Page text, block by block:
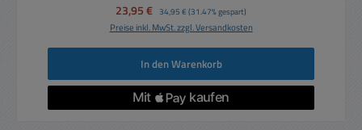
Verkaufspreis:
23,95 € Regulärer Preis:
34,95 € (31.47% gespart)
Preise inkl. MwSt. zzgl. Versandkosten
In den Warenkorb